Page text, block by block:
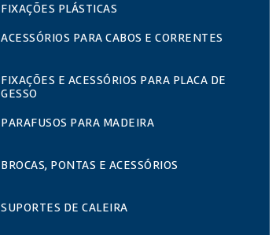
FIXAÇÕES PLÁSTICAS
ACESSÓRIOS PARA CABOS E CORRENTES
FIXAÇÕES E ACESSÓRIOS PARA PLACA DE
GESSO
PARAFUSOS PARA MADEIRA
BROCAS, PONTAS E ACESSÓRIOS
SUPORTES DE CALEIRA